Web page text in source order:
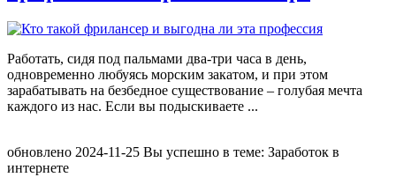
Работать, сидя под пальмами два-три часа в день,
одновременно любуясь морским закатом, и при этом
зарабатывать на безбедное существование – голубая мечта
каждого из нас. Если вы подыскиваете ...
обновлено 2024-11-25 Вы успешно в теме: Заработок в
интернете